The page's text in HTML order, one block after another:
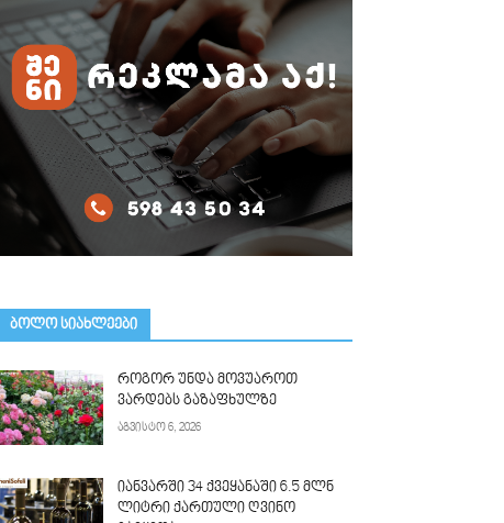
ᲑᲝᲚᲝ ᲡᲘᲐᲮᲚᲔᲔᲑᲘ
როგორ უნდა მოვუაროთ
ვარდებს გაზაფხულზე
აგვისტო 6, 2026
იანვარში 34 ქვეყანაში 6.5 მლნ
ლიტრი ქართული ღვინო